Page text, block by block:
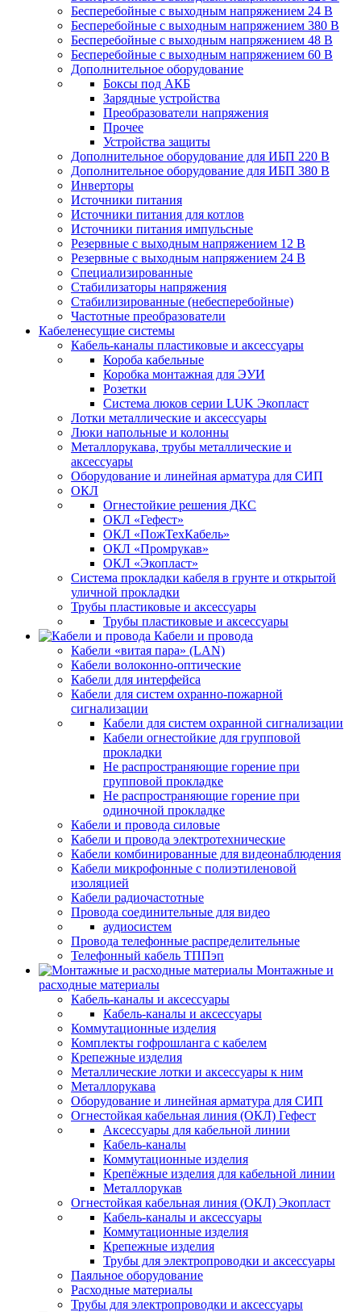
Бесперебойные с выходным напряжением 24 В
Бесперебойные с выходным напряжением 380 В
Бесперебойные с выходным напряжением 48 В
Бесперебойные с выходным напряжением 60 В
Дополнительное оборудование
Боксы под АКБ
Зарядные устройства
Преобразователи напряжения
Прочее
Устройства защиты
Дополнительное оборудование для ИБП 220 В
Дополнительное оборудование для ИБП 380 В
Инверторы
Источники питания
Источники питания для котлов
Источники питания импульсные
Резервные с выходным напряжением 12 В
Резервные с выходным напряжением 24 В
Специализированные
Стабилизаторы напряжения
Стабилизированные (небесперебойные)
Частотные преобразователи
Кабеленесущие системы
Кабель-каналы пластиковые и аксессуары
Короба кабельные
Коробка монтажная для ЭУИ
Розетки
Система люков серии LUK Экопласт
Лотки металлические и аксессуары
Люки напольные и колонны
Металлорукава, трубы металлические и
аксессуары
Оборудование и линейная арматура для СИП
ОКЛ
Огнестойкие решения ДКС
ОКЛ «Гефест»
ОКЛ «ПожТехКабель»
ОКЛ «Промрукав»
ОКЛ «Экопласт»
Система прокладки кабеля в грунте и открытой
уличной прокладки
Трубы пластиковые и аксессуары
Трубы пластиковые и аксессуары
Кабели и провода
Кабели «витая пара» (LAN)
Кабели волоконно-оптические
Кабели для интерфейса
Кабели для систем охранно-пожарной
сигнализации
Кабели для систем охранной сигнализации
Кабели огнестойкие для групповой
прокладки
Не распространяющие горение при
групповой прокладке
Не распространяющие горение при
одиночной прокладке
Кабели и провода силовые
Кабели и провода электротехнические
Кабели комбинированные для видеонаблюдения
Кабели микрофонные с полиэтиленовой
изоляцией
Кабели радиочастотные
Провода соединительные для видео
аудиосистем
Провода телефонные распределительные
Телефонный кабель ТППэп
Монтажные и
расходные материалы
Кабель-каналы и аксессуары
Кабель-каналы и аксессуары
Коммутационные изделия
Комплекты гофрошланга с кабелем
Крепежные изделия
Металлические лотки и аксессуары к ним
Металлорукава
Оборудование и линейная арматура для СИП
Огнестойкая кабельная линия (ОКЛ) Гефест
Аксессуары для кабельной линии
Кабель-каналы
Коммутационные изделия
Крепёжные изделия для кабельной линии
Металлорукав
Огнестойкая кабельная линия (ОКЛ) Экопласт
Кабель-каналы и аксессуары
Коммутационные изделия
Крепежные изделия
Трубы для электропроводки и аксессуары
Паяльное оборудование
Расходные материалы
Трубы для электропроводки и аксессуары